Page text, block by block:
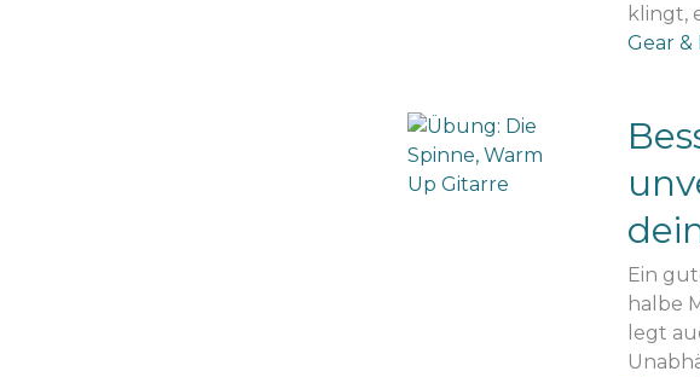
klingt,
Gear
Ein
halbe
legt